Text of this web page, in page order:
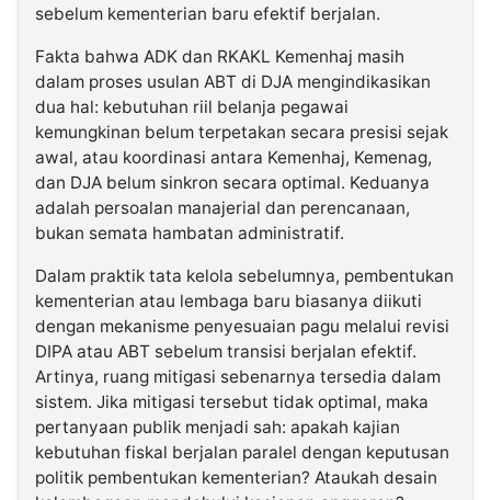
sebelum kementerian baru efektif berjalan.
Fakta bahwa ADK dan RKAKL Kemenhaj masih
dalam proses usulan ABT di DJA mengindikasikan
dua hal: kebutuhan riil belanja pegawai
kemungkinan belum terpetakan secara presisi sejak
awal, atau koordinasi antara Kemenhaj, Kemenag,
dan DJA belum sinkron secara optimal. Keduanya
adalah persoalan manajerial dan perencanaan,
bukan semata hambatan administratif.
Dalam praktik tata kelola sebelumnya, pembentukan
kementerian atau lembaga baru biasanya diikuti
dengan mekanisme penyesuaian pagu melalui revisi
DIPA atau ABT sebelum transisi berjalan efektif.
Artinya, ruang mitigasi sebenarnya tersedia dalam
sistem. Jika mitigasi tersebut tidak optimal, maka
pertanyaan publik menjadi sah: apakah kajian
kebutuhan fiskal berjalan paralel dengan keputusan
politik pembentukan kementerian? Ataukah desain